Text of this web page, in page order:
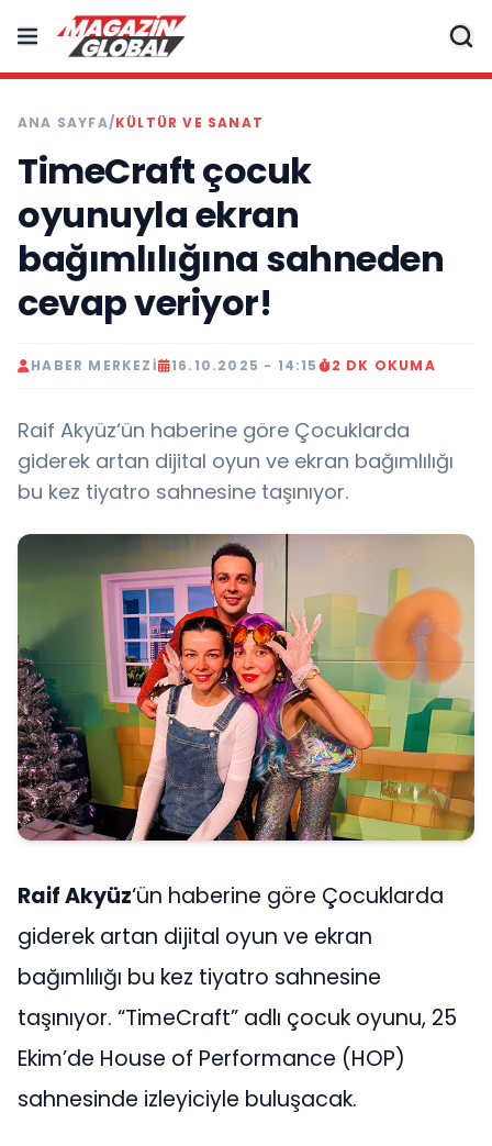
ANA SAYFA/KÜLTÜR VE SANAT
TimeCraft çocuk
oyunuyla ekran
bağımlılığına sahneden
cevap veriyor!
HABER MERKEZI 16.10.2025 - 14:15 2 DK OKUMA
Raif Akyüz‘ün haberine göre Çocuklarda
giderek artan dijital oyun ve ekran bağımlılığı
bu kez tiyatro sahnesine taşınıyor.
Raif Akyüz‘ün haberine göre Çocuklarda
giderek artan dijital oyun ve ekran
bağımlılığı bu kez tiyatro sahnesine
taşınıyor. “TimeCraft” adlı çocuk oyunu, 25
Ekim’de House of Performance (HOP)
sahnesinde izleyiciyle buluşacak.